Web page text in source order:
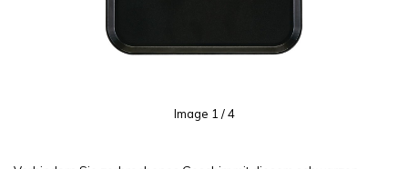
Image 1 / 4